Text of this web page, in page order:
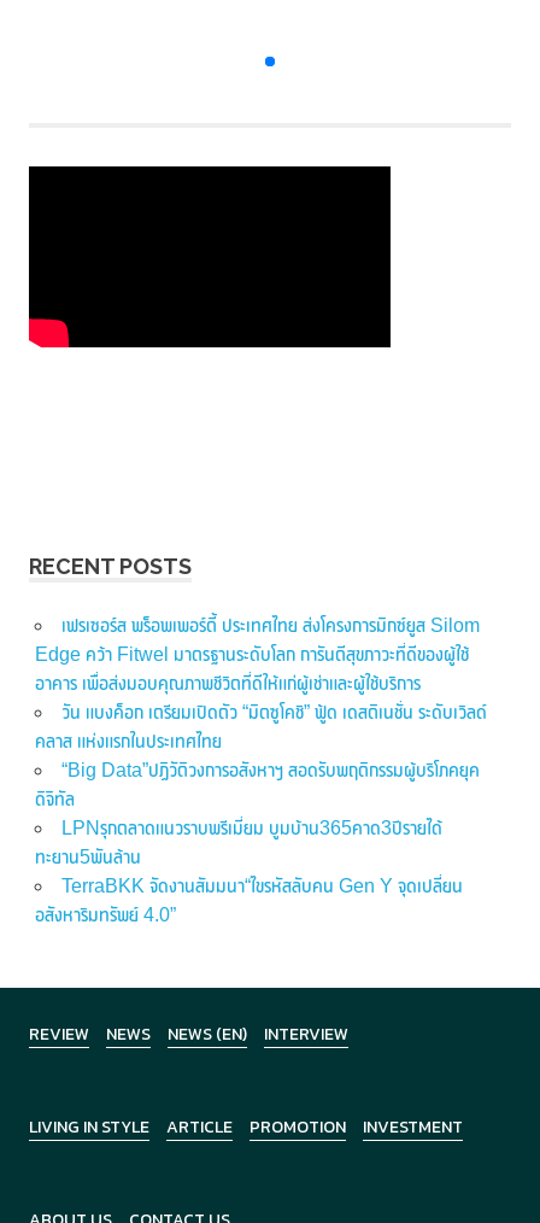
RECENT POSTS
เฟรเซอร์ส พร็อพเพอร์ตี้ ประเทศไทย ส่งโครงการมิกซ์ยูส Silom
Edge คว้า Fitwel มาตรฐานระดับโลก การันตีสุขภาวะที่ดีของผู้ใช้
อาคาร เพื่อส่งมอบคุณภาพชีวิตที่ดีให้แก่ผู้เช่าและผู้ใช้บริการ
วัน แบงค็อก เตรียมเปิดตัว “มิตซูโคชิ” ฟู้ด เดสติเนชั่น ระดับเวิลด์
คลาส แห่งแรกในประเทศไทย
“Big Data”ปฏิวัติวงการอสังหาฯ สอดรับพฤติกรรมผู้บริโภคยุค
ดิจิทัล
LPNรุกตลาดแนวราบพรีเมี่ยม บูมบ้าน365คาด3ปีรายได้
ทะยาน5พันล้าน
TerraBKK จัดงานสัมมนา“ไขรหัสลับคน Gen Y จุดเปลี่ยน
อสังหาริมทรัพย์ 4.0”
REVIEW NEWS NEWS (EN) INTERVIEW
LIVING IN STYLE ARTICLE PROMOTION INVESTMENT